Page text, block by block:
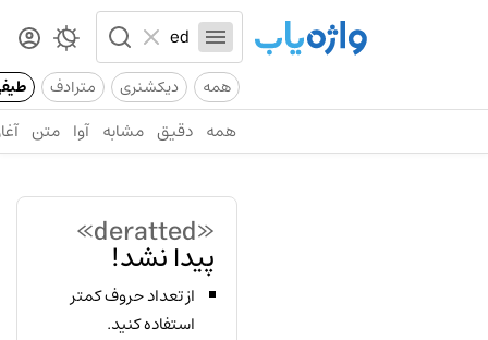
همه دیکشنری مترادف
همه دقیق مشابه آوا متن
«deratted»
پیدا نشد!
از تعداد حروف کمتر
استفاده کنید.